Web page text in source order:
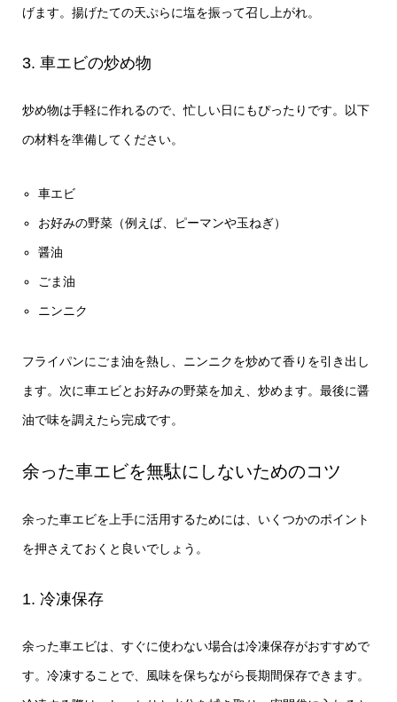
げます。揚げたての天ぷらに塩を振って召し上がれ。
3. 車エビの炒め物
炒め物は手軽に作れるので、忙しい日にもぴったりです。以下
の材料を準備してください。
車エビ
お好みの野菜（例えば、ピーマンや玉ねぎ）
醤油
ごま油
ニンニク
フライパンにごま油を熱し、ニンニクを炒めて香りを引き出し
ます。次に車エビとお好みの野菜を加え、炒めます。最後に醤
油で味を調えたら完成です。
余った車エビを無駄にしないためのコツ
余った車エビを上手に活用するためには、いくつかのポイント
を押さえておくと良いでしょう。
1. 冷凍保存
余った車エビは、すぐに使わない場合は冷凍保存がおすすめで
す。冷凍することで、風味を保ちながら長期間保存できます。